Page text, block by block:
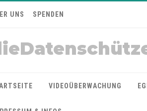
UNS SPENDEN
VIDEOÜBERWACHUNG